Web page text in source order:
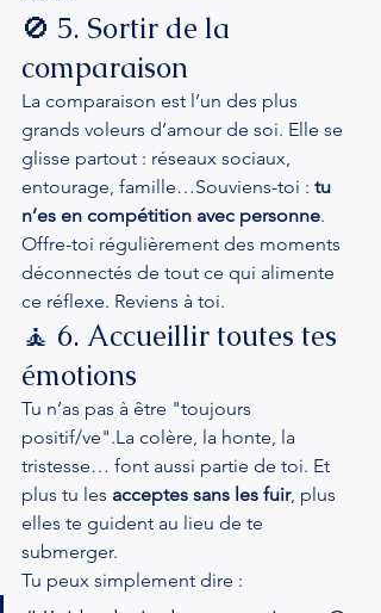
🚫 5. Sortir de la
comparaison
La comparaison est l’un des plus
grands voleurs d’amour de soi. Elle se
glisse partout : réseaux sociaux,
entourage, famille…Souviens-toi : tu
n’es en compétition avec personne.
Offre-toi régulièrement des moments
déconnectés de tout ce qui alimente
ce réflexe. Reviens à toi.
🧘 6. Accueillir toutes tes
émotions
Tu n’as pas à être "toujours
positif/ve".La colère, la honte, la
tristesse… font aussi partie de toi. Et
plus tu les acceptes sans les fuir, plus
elles te guident au lieu de te
submerger.
Tu peux simplement dire :